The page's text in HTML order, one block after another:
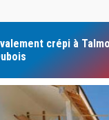
crépi à